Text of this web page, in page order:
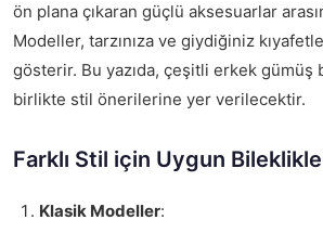
ön plana çıkaran güçlü aksesuarlar
Modeller, tarzınıza ve giydiğiniz
gösterir. Bu yazıda, çeşitli erkek
birlikte stil önerilerine yer verilecektir.
Farklı Stil için Uygun
Klasik Modeller: